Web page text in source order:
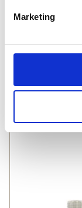
Marketing
Natuurverf